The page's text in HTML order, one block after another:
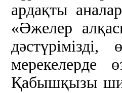
ардақты
«Әжелер
мерекелерде
Қабышқызы ши